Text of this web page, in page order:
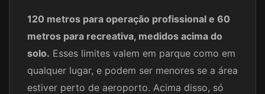
120 metros para operação profissional e 60
metros para recreativa, medidos acima do
solo. Esses limites valem em parque como em
qualquer lugar, e podem ser menores se a área
estiver perto de aeroporto. Acima disso, só